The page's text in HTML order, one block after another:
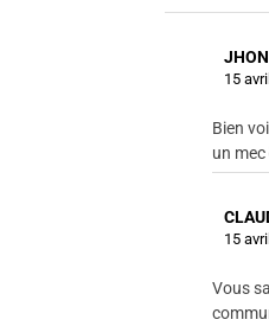
JHON
15
Bien
un
15
Vous